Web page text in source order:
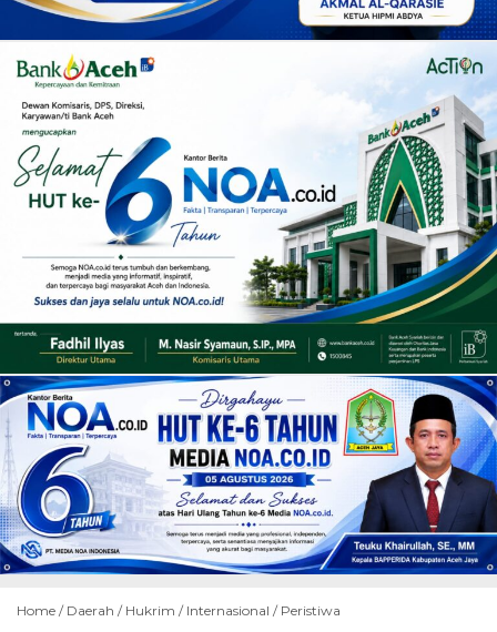
Home / Daerah / Hukrim / Internasional / Peristiwa